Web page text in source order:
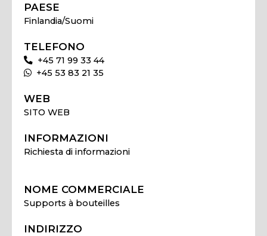
PAESE
Finlandia/Suomi
TELEFONO
+45 71 99 33 44
+45 53 83 21 35
WEB
SITO WEB
INFORMAZIONI
Richiesta di informazioni
NOME COMMERCIALE
Supports à bouteilles
INDIRIZZO